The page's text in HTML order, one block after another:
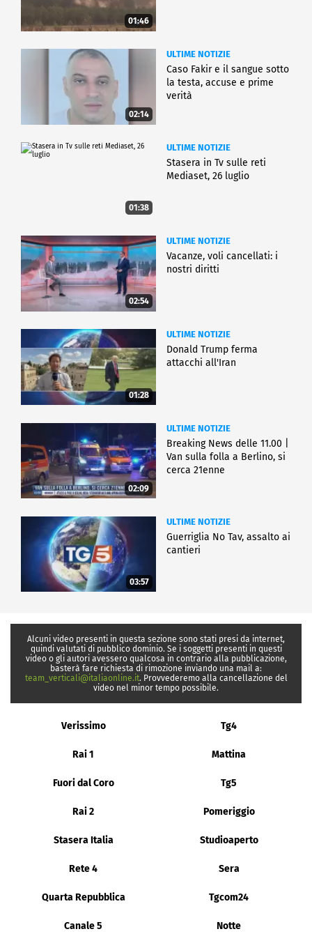
01:46
02:14
ULTIME NOTIZIE
Caso Fakir e il sangue sotto
la testa, accuse e prime
verità
01:38
ULTIME NOTIZIE
Stasera in Tv sulle reti
Mediaset, 26 luglio
02:54
ULTIME NOTIZIE
Vacanze, voli cancellati: i
nostri diritti
01:28
ULTIME NOTIZIE
Donald Trump ferma
attacchi all'Iran
02:09
ULTIME NOTIZIE
Breaking News delle 11.00 |
Van sulla folla a Berlino, si
cerca 21enne
03:57
ULTIME NOTIZIE
Guerriglia No Tav, assalto ai
cantieri
Alcuni video presenti in questa sezione sono stati presi da internet,
quindi valutati di pubblico dominio. Se i soggetti presenti in questi
video o gli autori avessero qualcosa in contrario alla pubblicazione,
basterà fare richiesta di rimozione inviando una mail a:
team_verticali@italiaonline.it. Provvederemo alla cancellazione del
video nel minor tempo possibile.
Verissimo Tg4
Rai 1 Mattina
Fuori dal Coro Tg5
Rai 2 Pomeriggio
Stasera Italia Studioaperto
Rete 4 Sera
Quarta Repubblica Tgcom24
Canale 5 Notte